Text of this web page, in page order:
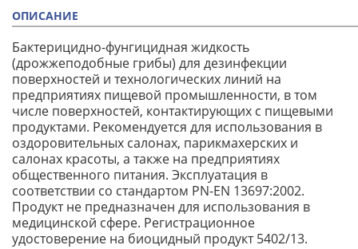
ОПИСАНИЕ
Бактерицидно-фунгицидная жидкость
(дрожжеподобные грибы) для дезинфекции
поверхностей и технологических линий на
предприятиях пищевой промышленности, в том
числе поверхностей, контактирующих с пищевыми
продуктами. Рекомендуется для использования в
оздоровительных салонах, парикмахерских и
салонах красоты, а также на предприятиях
общественного питания. Эксплуатация в
соответствии со стандартом PN-EN 13697:2002.
Продукт не предназначен для использования в
медицинской сфере. Регистрационное
удостоверение на биоцидный продукт 5402/13.